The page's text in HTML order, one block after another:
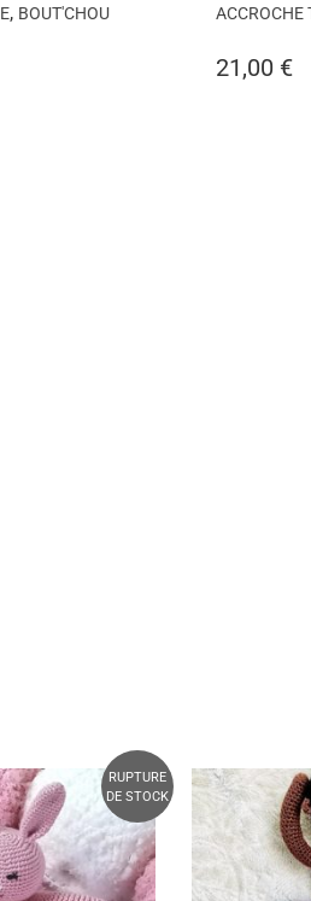
, BOUT'CHOU ACCROCHE
21,00 €
RUPTURE
DE STOCK